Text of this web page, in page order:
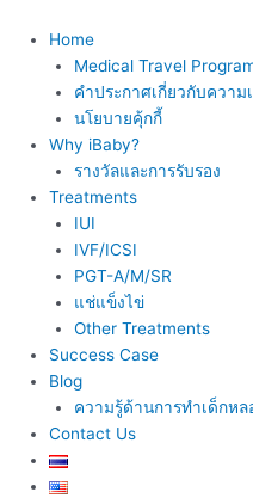
content
Home
Medical Travel
คำประกาศเกี่ยวกับความ
นโยบายคุ้กกี้
Why iBaby?
รางวัลและการรับรอง
Treatments
IUI
IVF/ICSI
PGT-A/M/SR
แช่แข็งไข่
Other Treatments
Success Case
Blog
ความรู้ด้านการทำเด็กหล
Contact Us